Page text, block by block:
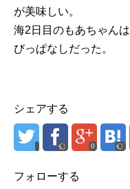
が美味しい。
海2日目のもあちゃん
びっぱなしだった。
シェアする
0
フォローする